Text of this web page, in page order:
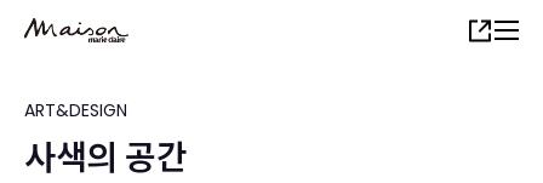
content
Share
ART&DESIGN
사색의 공간